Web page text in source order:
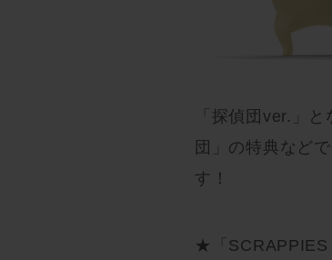
「探偵団ver.」
団」の特典など
す！
★「SCRAPPIES